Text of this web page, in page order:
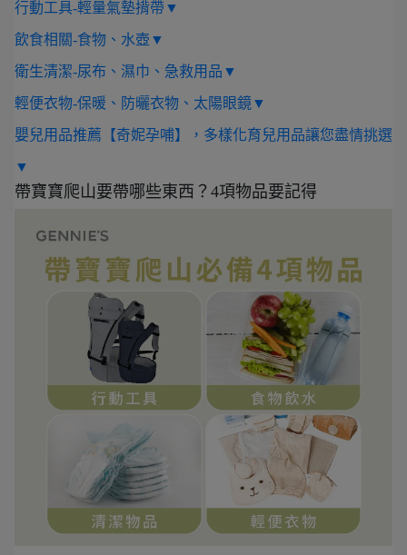
行動工具-輕量氣墊揹帶▼
飲食相關-食物、水壺▼
衛生清潔-尿布、濕巾、急救用品▼
輕便衣物-保暖、防曬衣物、太陽眼鏡▼
嬰兒用品推薦【奇妮孕哺】，多樣化育兒用品讓您盡情挑選
▼
帶寶寶爬山要帶哪些東西？4項物品要記得